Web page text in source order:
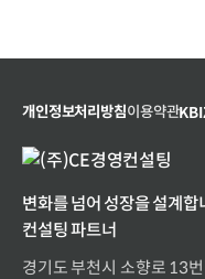
개인정보처리방침이용약관
변화를 넘어 성장을 설계
컨설팅 파트너
경기도 부천시 소향로 13